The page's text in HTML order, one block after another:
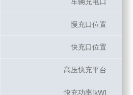
慢充口位置
快充口位置
高压快充平台
快充功率[kW]
慢充口位置
快充口位置
高压快充平台
快充功率[kW]